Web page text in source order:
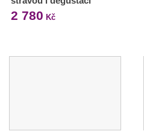
2 780 Kč